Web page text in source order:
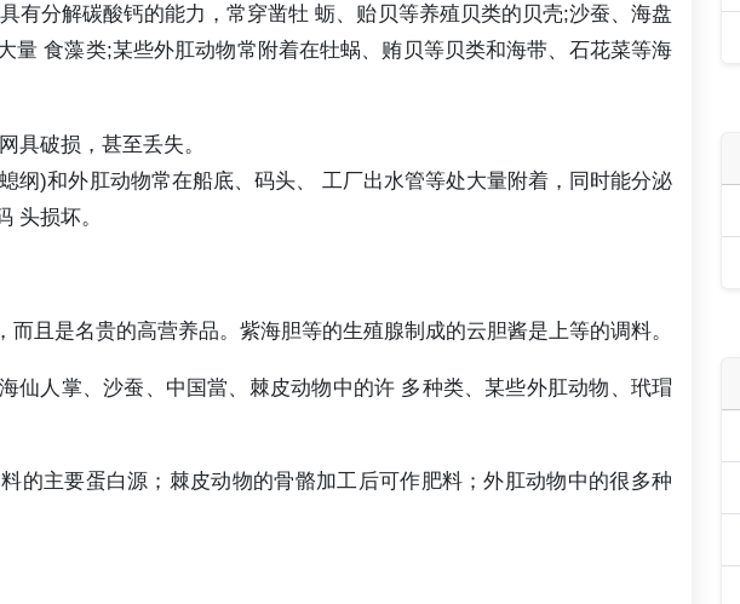
有分解碳酸钙的能力，常穿凿牡 蛎、贻贝等养殖贝类的贝壳;沙蚕、海盘
量 食藻类;某些外肛动物常附着在牡蜗、贿贝等贝类和海带、石花菜等海
具破损，甚至丢失。
纲)和外肛动物常在船底、码头、 工厂出水管等处大量附着，同时能分泌
头损坏。
且是名贵的高营养品。紫海胆等的生殖腺制成的云胆酱是上等的调料。
仙人掌、沙蚕、中国當、棘皮动物中的许 多种类、某些外肛动物、玳瑁
的主要蛋白源；棘皮动物的骨骼加工后可作肥料；外肛动物中的很多种